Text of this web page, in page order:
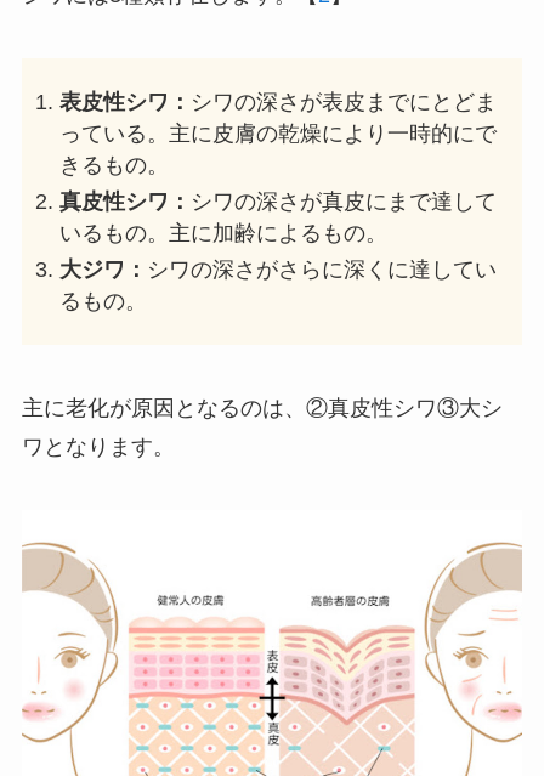
表皮性シワ： シワの深さが表皮までにとどま
っている。主に皮膚の乾燥により一時的にで
きるもの。
真皮性シワ： シワの深さが真皮にまで達して
いるもの。主に加齢によるもの。
大ジワ： シワの深さがさらに深くに達してい
るもの。
主に老化が原因となるのは、②真皮性シワ③大シ
ワとなります。